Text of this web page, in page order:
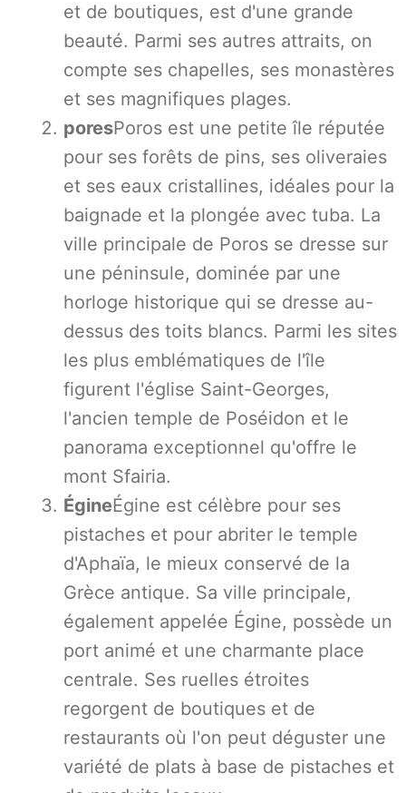
et de boutiques, est d'une grande
beauté. Parmi ses autres attraits, on
compte ses chapelles, ses monastères
et ses magnifiques plages.
poresPoros est une petite île réputée
pour ses forêts de pins, ses oliveraies
et ses eaux cristallines, idéales pour la
baignade et la plongée avec tuba. La
ville principale de Poros se dresse sur
une péninsule, dominée par une
horloge historique qui se dresse au-
dessus des toits blancs. Parmi les sites
les plus emblématiques de l'île
figurent l'église Saint-Georges,
l'ancien temple de Poséidon et le
panorama exceptionnel qu'offre le
mont Sfairia.
ÉgineÉgine est célèbre pour ses
pistaches et pour abriter le temple
d'Aphaïa, le mieux conservé de la
Grèce antique. Sa ville principale,
également appelée Égine, possède un
port animé et une charmante place
centrale. Ses ruelles étroites
regorgent de boutiques et de
restaurants où l'on peut déguster une
variété de plats à base de pistaches et